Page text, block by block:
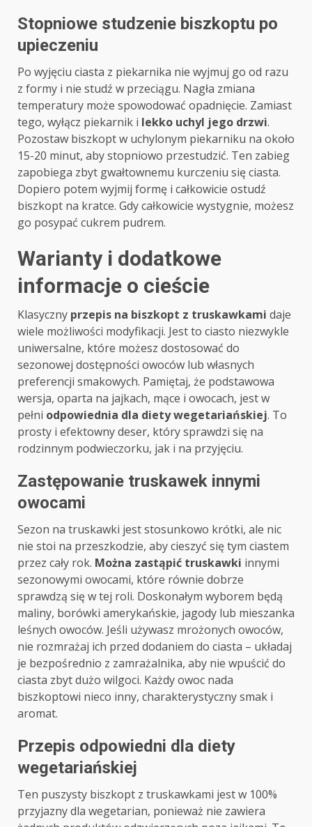
Stopniowe studzenie biszkoptu po
upieczeniu
Po wyjęciu ciasta z piekarnika nie wyjmuj go od razu
z formy i nie studź w przeciągu. Nagła zmiana
temperatury może spowodować opadnięcie. Zamiast
tego, wyłącz piekarnik i lekko uchyl jego drzwi.
Pozostaw biszkopt w uchylonym piekarniku na około
15-20 minut, aby stopniowo przestudzić. Ten zabieg
zapobiega zbyt gwałtownemu kurczeniu się ciasta.
Dopiero potem wyjmij formę i całkowicie ostudź
biszkopt na kratce. Gdy całkowicie wystygnie, możesz
go posypać cukrem pudrem.
Warianty i dodatkowe
informacje o cieście
Klasyczny przepis na biszkopt z truskawkami daje
wiele możliwości modyfikacji. Jest to ciasto niezwykle
uniwersalne, które możesz dostosować do
sezonowej dostępności owoców lub własnych
preferencji smakowych. Pamiętaj, że podstawowa
wersja, oparta na jajkach, mące i owocach, jest w
pełni odpowiednia dla diety wegetariańskiej. To
prosty i efektowny deser, który sprawdzi się na
rodzinnym podwieczorku, jak i na przyjęciu.
Zastępowanie truskawek innymi
owocami
Sezon na truskawki jest stosunkowo krótki, ale nic
nie stoi na przeszkodzie, aby cieszyć się tym ciastem
przez cały rok. Można zastąpić truskawki innymi
sezonowymi owocami, które równie dobrze
sprawdzą się w tej roli. Doskonałym wyborem będą
maliny, borówki amerykańskie, jagody lub mieszanka
leśnych owoców. Jeśli używasz mrożonych owoców,
nie rozmrażaj ich przed dodaniem do ciasta – układaj
je bezpośrednio z zamrażalnika, aby nie wpuścić do
ciasta zbyt dużo wilgoci. Każdy owoc nada
biszkoptowi nieco inny, charakterystyczny smak i
aromat.
Przepis odpowiedni dla diety
wegetariańskiej
Ten puszysty biszkopt z truskawkami jest w 100%
przyjazny dla wegetarian, ponieważ nie zawiera